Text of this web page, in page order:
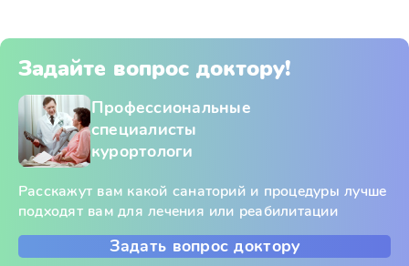
Задайте вопрос доктору!
Профессиональные
специалисты
курортологи
Расскажут вам какой санаторий и процедуры лучше
подходят вам для лечения или реабилитации
Задать вопрос доктору